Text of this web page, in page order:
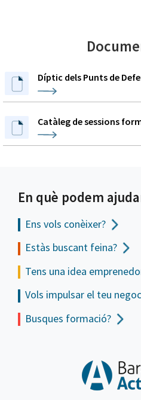
Díptic dels Punts de
Catàleg de sessions
En què podem
Ens vols conèixer?
Estàs buscant feina?
Tens una idea
Vols impulsar el teu
Busques formació?